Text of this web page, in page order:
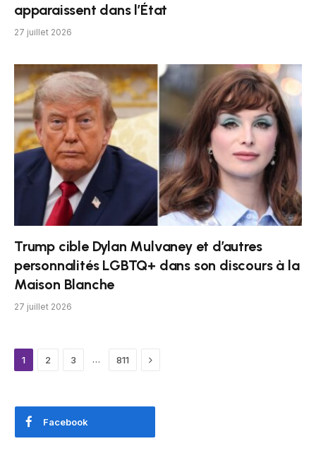
apparaissent dans l’État
27 juillet 2026
Trump cible Dylan Mulvaney et d’autres
personnalités LGBTQ+ dans son discours à la
Maison Blanche
27 juillet 2026
1 2 3 … 811 Next
Facebook